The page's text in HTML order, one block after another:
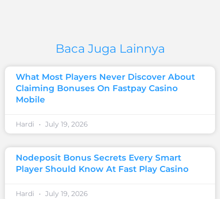
Baca Juga Lainnya
What Most Players Never Discover About
Claiming Bonuses On Fastpay Casino
Mobile
Hardi July 19, 2026
Nodeposit Bonus Secrets Every Smart
Player Should Know At Fast Play Casino
Hardi July 19, 2026